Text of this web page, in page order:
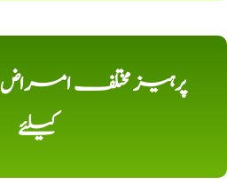
پرہیز مختلف
کیلئے